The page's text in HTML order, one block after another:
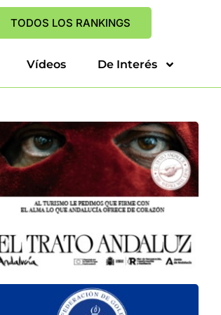
TODOS LOS RANKINGS
Vídeos De Interés